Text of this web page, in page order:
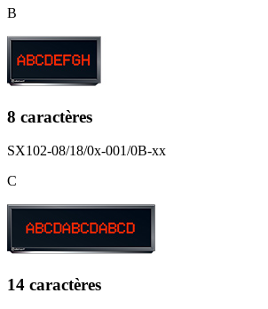
B
8 caractères
SX102-08/18/0x-001/0B-xx
C
14 caractères